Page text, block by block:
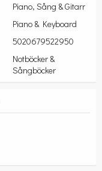
Piano, Sång & Gitarr
Piano & Keyboard
5020679522950
Notböcker &
Sångböcker